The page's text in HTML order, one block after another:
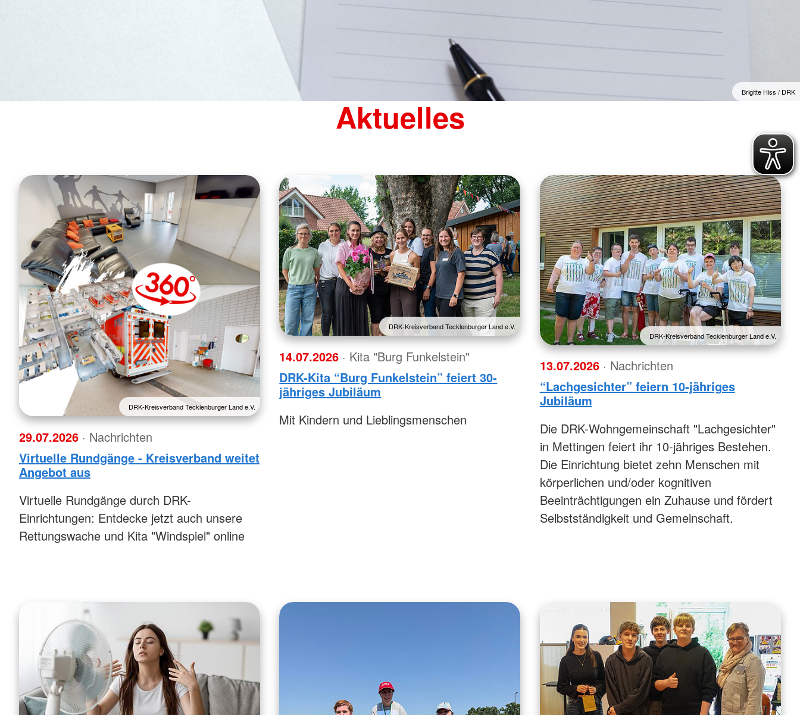
DRK-Hausnotruf im Tecklenburger
Kleidershops "Jacke wie Hose"
Rettungshundearbeit
Brigitte Hiss / DRK
Aktuelles
DRK-Kreisverband Tecklenburger Land e.V.
29.07.2026 · Nachrichten
Virtuelle Rundgänge - Kreisverband weitet
Angebot aus
Virtuelle Rundgänge durch DRK-
Einrichtungen: Entdecke jetzt auch unsere
Rettungswache und Kita "Windspiel" online
DRK-Kreisverband Tecklenburger Land e.V.
14.07.2026 · Kita "Burg Funkelstein"
DRK-Kita “Burg Funkelstein” feiert 30-
jähriges Jubiläum
Mit Kindern und Lieblingsmenschen
DRK-Kreisverband Tecklenburger Land e.V.
13.07.2026 · Nachrichten
“Lachgesichter” feiern 10-jähriges
Jubiläum
Die DRK-Wohngemeinschaft "Lachgesichter"
in Mettingen feiert ihr 10-jähriges Bestehen.
Die Einrichtung bietet zehn Menschen mit
körperlichen und/oder kognitiven
Beeinträchtigungen ein Zuhause und fördert
Selbstständigkeit und Gemeinschaft.